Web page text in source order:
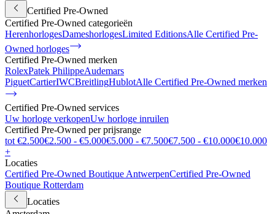
Certified Pre-Owned
Certified Pre-Owned categorieën
HerenhorlogesDameshorlogesLimited EditionsAlle Certified Pre-
Owned horloges
Certified Pre-Owned merken
RolexPatek PhilippeAudemars
PiguetCartierIWCBreitlingHublotAlle Certified Pre-Owned merken
Certified Pre-Owned services
Uw horloge verkopenUw horloge inruilen
Certified Pre-Owned per prijsrange
tot €2.500€2.500 - €5.000€5.000 - €7.500€7.500 - €10.000€10.000
+
Locaties
Certified Pre-Owned Boutique AntwerpenCertified Pre-Owned
Boutique Rotterdam
Locaties